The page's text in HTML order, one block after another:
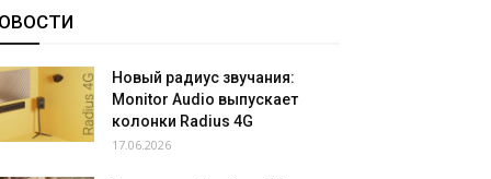
Новый радиус звучания:
Monitor Audio выпускает
колонки Radius 4G
17.06.2026